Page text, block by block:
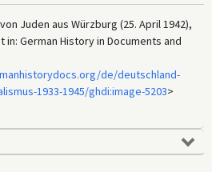
Juden aus Würzburg (25. April 1942),
German History in Documents and
de/deutschland-
1933-1945/ghdi:image-5203>